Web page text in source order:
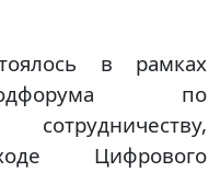
в рамках
по
Цифрового